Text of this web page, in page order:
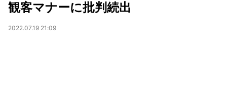
観客マナーに批判続出
2022.07.19 21:09